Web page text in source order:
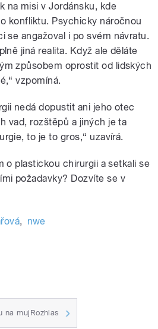
na misi v Jordánsku, kde
konfliktu. Psychicky náročnou
se angažoval i po svém návratu.
jiná realita. Když ale děláte
způsobem oprostit od lidských
vzpomíná.
nedá dopustit ani jeho otec
vad, rozštěpů a jiných je ta
to je to gros,“ uzavírá.
o plastickou chirurgii a setkali se
požadavky? Dozvíte se v
, nwe
na mujRozhlas